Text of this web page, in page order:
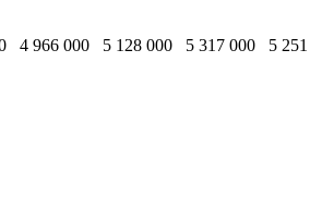
4 966 000 5 128 000 5 317 000 5